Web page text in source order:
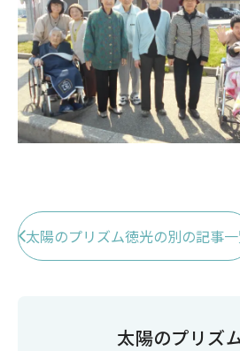
太陽のプリズム徳光の別の記事
太陽のプリズ